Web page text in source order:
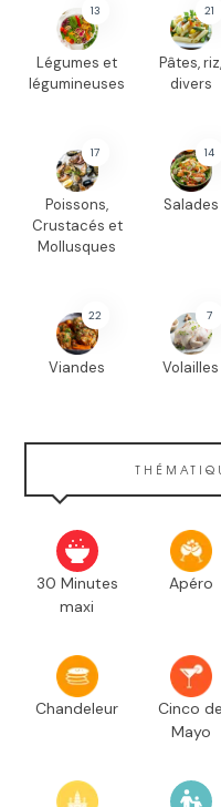
13
Légumes et
légumineuses
21
Pâtes, riz,
divers
17
Poissons,
Crustacés et
Mollusques
14
Salades
22
Viandes
7
Volailles
30 Minutes
maxi
Apéro
Chandeleur
Cinco de
Mayo